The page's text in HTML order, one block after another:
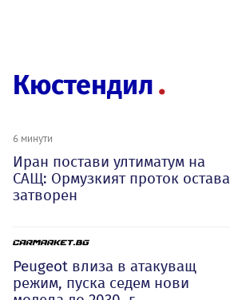
Кюстендил
6 минути
Иран постави ултиматум на
САЩ: Ормузкият проток остава
затворен
Peugeot влиза в атакуващ
режим, пуска седем нови